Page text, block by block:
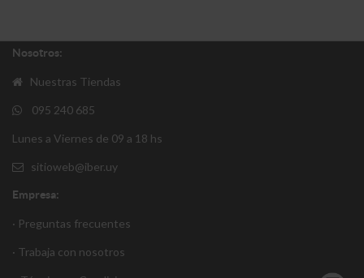
Nosotros:
Nuestras Tiendas
095 240 685
Lunes a Viernes de 09 a 18 hs
sitioweb@iber.uy
Empresa:
· Preguntas frecuentes
· Trabaja con nosotros